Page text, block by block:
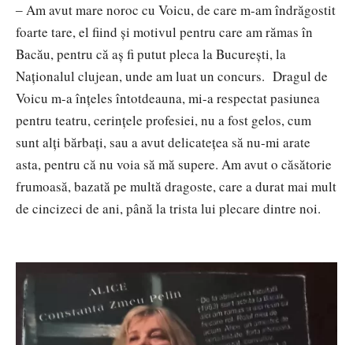
‒ Am avut mare noroc cu Voicu, de care m-am îndrăgostit
foarte tare, el fiind și motivul pentru care am rămas în
Bacău, pentru că aș fi putut pleca la București, la
Naționalul clujean, unde am luat un concurs. Dragul de
Voicu m-a înțeles întotdeauna, mi-a respectat pasiunea
pentru teatru, cerințele profesiei, nu a fost gelos, cum
sunt alți bărbați, sau a avut delicatețea să nu-mi arate
asta, pentru că nu voia să mă supere. Am avut o căsătorie
frumoasă, bazată pe multă dragoste, care a durat mai mult
de cincizeci de ani, până la trista lui plecare dintre noi.